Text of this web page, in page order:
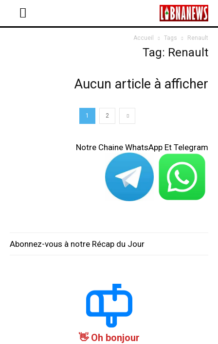
Accueil Tags Renault
Tag: Renault
Aucun article à afficher
1 2
Notre Chaine WhatsApp Et Telegram
Abonnez-vous à notre Récap du Jour
Oh bonjour 👋